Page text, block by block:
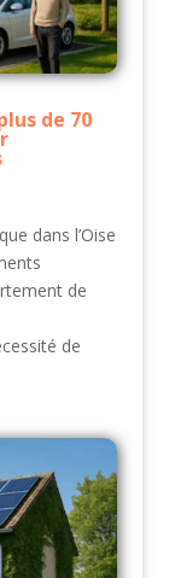
de 70
dans l’Oise
de
de